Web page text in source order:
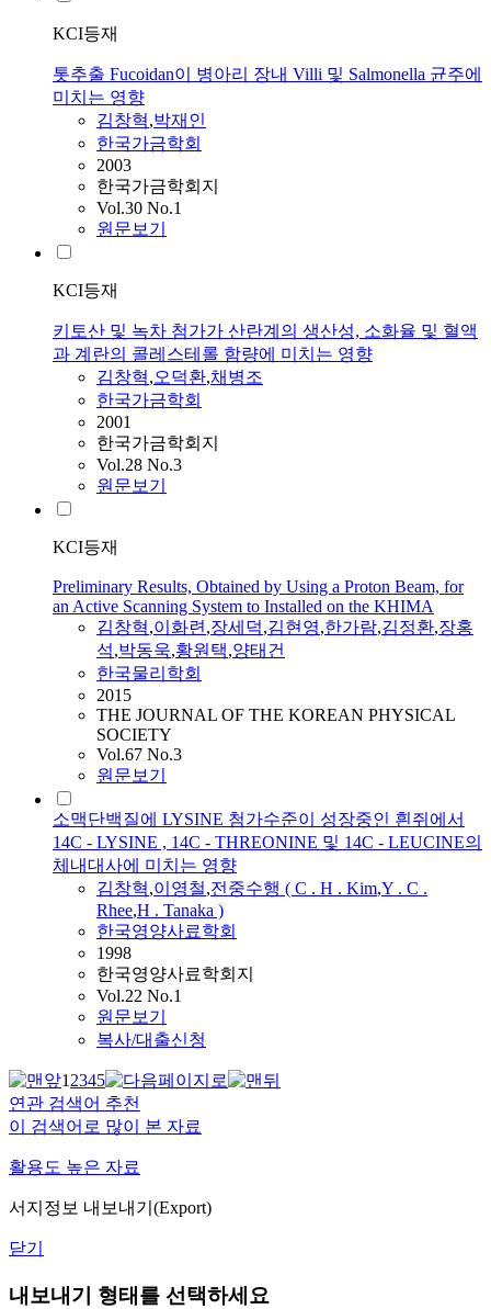
KCI등재
톳추출 Fucoidan이 병아리 장내 Villi 및 Salmonella 균주에
미치는 영향
김창혁,박재인
한국가금학회
2003
한국가금학회지
Vol.30 No.1
원문보기
KCI등재
키토산 및 녹차 첨가가 산란계의 생산성, 소화율 및 혈액
과 계란의 콜레스테롤 함량에 미치는 영향
김창혁,오덕환,채병조
한국가금학회
2001
한국가금학회지
Vol.28 No.3
원문보기
KCI등재
Preliminary Results, Obtained by Using a Proton Beam, for
an Active Scanning System to Installed on the KHIMA
김창혁,이화련,장세덕,김현영,한가람,김정환,장홍
석,박동욱,황원택,양태건
한국물리학회
2015
THE JOURNAL OF THE KOREAN PHYSICAL
SOCIETY
Vol.67 No.3
원문보기
소맥단백질에 LYSINE 첨가수준이 성장중인 흰쥐에서
14C - LYSINE , 14C - THREONINE 및 14C - LEUCINE의
체내대사에 미치는 영향
김창혁,이영철,전중수행 ( C . H . Kim,Y . C .
Rhee,H . Tanaka )
한국영양사료학회
1998
한국영양사료학회지
Vol.22 No.1
원문보기
복사/대출신청
12345
연관 검색어 추천
이 검색어로 많이 본 자료
활용도 높은 자료
서지정보 내보내기(Export)
닫기
내보내기 형태를 선택하세요